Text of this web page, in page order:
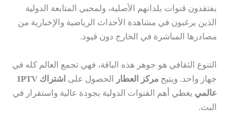
يفتقدون قنوات بلدانهم الأصلية، ولمحبي المتابعة الدولية
الذين يرغبون في مشاهدة الأحداث الرياضية والإخبارية من
مصادرها المباشرة في الخارج دون قيود.
التنوع الثقافي هو جوهر هذه الباقة، فهي تجمع العالم كله في
جهاز واحد. ويتيحمركز العطارالحصول على
اشتراك IPTV
عالمييغطي أهم القنوات الدولية بجودة عالية واستقرار في
البث.